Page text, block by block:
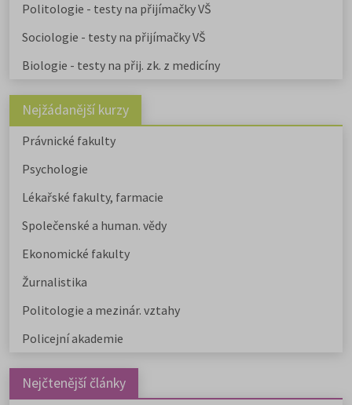
Politologie - testy na přijímačky VŠ
Sociologie - testy na přijímačky VŠ
Biologie - testy na přij. zk. z medicíny
Nejžádanější kurzy
Právnické fakulty
Psychologie
Lékařské fakulty, farmacie
Společenské a human. vědy
Ekonomické fakulty
Žurnalistika
Politologie a mezinár. vztahy
Policejní akademie
Nejčtenější články